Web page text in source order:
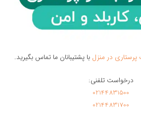
در منزل با پشتیبانان ما تماس بگیرید.
درخواست تلفنی:
02144831500
02144831700